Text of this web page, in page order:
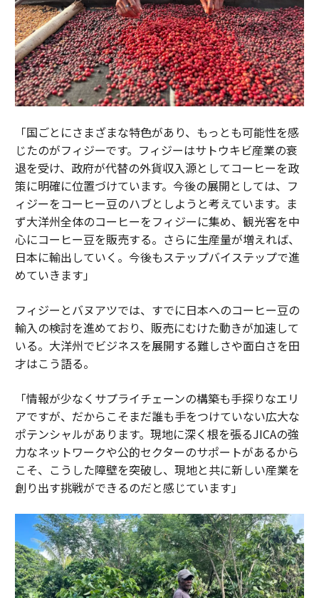
「国ごとにさまざまな特色があり、もっとも可能性を感
じたのがフィジーです。フィジーはサトウキビ産業の衰
退を受け、政府が代替の外貨収入源としてコーヒーを政
策に明確に位置づけています。今後の展開としては、フ
ィジーをコーヒー豆のハブとしようと考えています。ま
ず大洋州全体のコーヒーをフィジーに集め、観光客を中
心にコーヒー豆を販売する。さらに生産量が増えれば、
日本に輸出していく。今後もステップバイステップで進
めていきます」
フィジーとバヌアツでは、すでに日本へのコーヒー豆の
輸入の検討を進めており、販売にむけた動きが加速して
いる。大洋州でビジネスを展開する難しさや面白さを田
才はこう語る。
「情報が少なくサプライチェーンの構築も手探りなエリ
アですが、だからこそまだ誰も手をつけていない広大な
ポテンシャルがあります。現地に深く根を張るJICAの強
力なネットワークや公的セクターのサポートがあるから
こそ、こうした障壁を突破し、現地と共に新しい産業を
創り出す挑戦ができるのだと感じています」